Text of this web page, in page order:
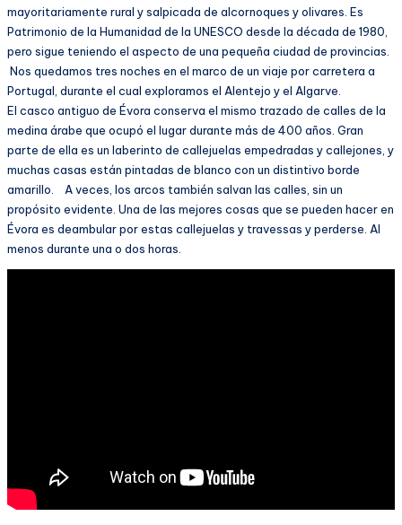
mayoritariamente rural y salpicada de alcornoques y olivares. Es
Patrimonio de la Humanidad de la UNESCO desde la década de 1980,
pero sigue teniendo el aspecto de una pequeña ciudad de provincias.
Nos quedamos tres noches en el marco de un viaje por carretera a
Portugal, durante el cual exploramos el Alentejo y el Algarve.
El casco antiguo de Évora conserva el mismo trazado de calles de la
medina árabe que ocupó el lugar durante más de 400 años. Gran
parte de ella es un laberinto de callejuelas empedradas y callejones, y
muchas casas están pintadas de blanco con un distintivo borde
amarillo. A veces, los arcos también salvan las calles, sin un
propósito evidente. Una de las mejores cosas que se pueden hacer en
Évora es deambular por estas callejuelas y travessas y perderse. Al
menos durante una o dos horas.